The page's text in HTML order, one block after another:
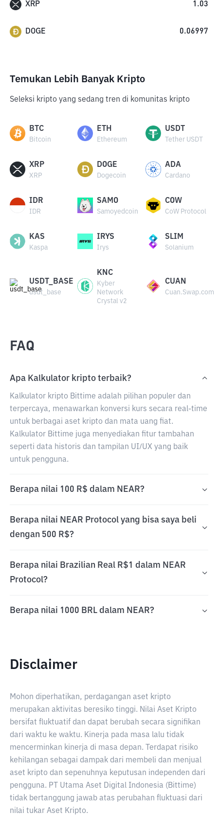
XRP 1.03
DOGE 0.06997
Temukan Lebih Banyak Kripto
Seleksi kripto yang sedang tren di komunitas kripto
BTC
Bitcoin
ETH
Ethereum
USDT
Tether USDT
XRP
XRP
DOGE
Dogecoin
ADA
Cardano
IDR
IDR
SAMO
Samoyedcoin
COW
CoW Protocol
KAS
Kaspa
IRYS
Irys
SLIM
Solanium
USDT_BASE
usdt_base
KNC
Kyber
Network
Crystal v2
CUAN
Cuan.Swap.com
FAQ
Apa Kalkulator kripto terbaik?
Kalkulator kripto Bittime adalah pilihan populer dan
terpercaya, menawarkan konversi kurs secara real-time
untuk berbagai aset kripto dan mata uang fiat.
Kalkulator Bittime juga menyediakan fitur tambahan
seperti data historis dan tampilan UI/UX yang baik
untuk pengguna.
Berapa nilai 100 R$ dalam NEAR?
Berapa nilai NEAR Protocol yang bisa saya beli
dengan 500 R$?
Berapa nilai Brazilian Real R$1 dalam NEAR
Protocol?
Berapa nilai 1000 BRL dalam NEAR?
Disclaimer
Mohon diperhatikan, perdagangan aset kripto
merupakan aktivitas beresiko tinggi. Nilai Aset Kripto
bersifat fluktuatif dan dapat berubah secara signifikan
dari waktu ke waktu. Kinerja pada masa lalu tidak
mencerminkan kinerja di masa depan. Terdapat risiko
kehilangan sebagai dampak dari membeli dan menjual
aset kripto dan sepenuhnya keputusan independen dari
pengguna. PT Utama Aset Digital Indonesia (Bittime)
tidak bertanggung jawab atas perubahan fluktuasi dari
nilai tukar Aset Kripto.